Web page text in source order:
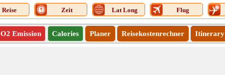
Reise Zeit Lat Long Flug
Emission Calories Planer Reisekostenrechner Itinerary